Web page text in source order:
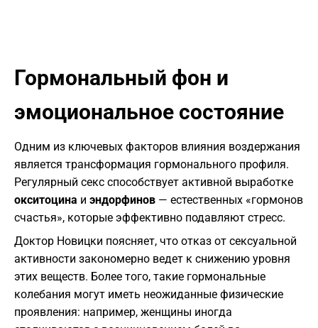
​Гормональный фон и
эмоциональное состояние
​Одним из ключевых факторов влияния воздержания
является трансформация гормонального профиля.
Регулярный секс способствует активной выработке
окситоцина и эндорфинов — естественных «гормонов
счастья», которые эффективно подавляют стресс.
​Доктор Новицки поясняет, что отказ от сексуальной
активности закономерно ведет к снижению уровня
этих веществ. Более того, такие гормональные
колебания могут иметь неожиданные физические
проявления: например, женщины иногда